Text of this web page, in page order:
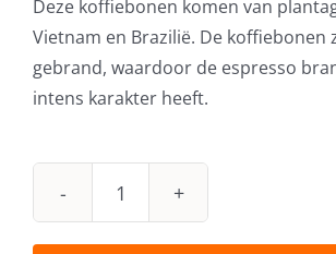
Deze koffiebonen komen van
Vietnam en Brazilië. De koffiebonen
gebrand, waardoor de espresso
intens karakter heeft.
Bristot